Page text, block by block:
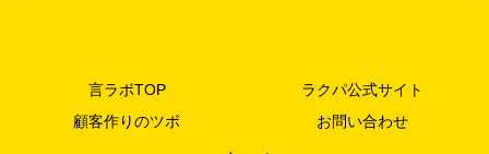
言ラボTOP
ラクパ公式サイト
顧客作りのツボ
お問い合わせ